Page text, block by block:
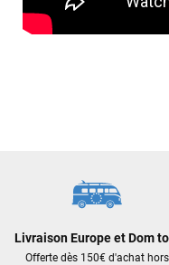
Livraison Europe et Dom
Offerte dès 150€ d'achat hors